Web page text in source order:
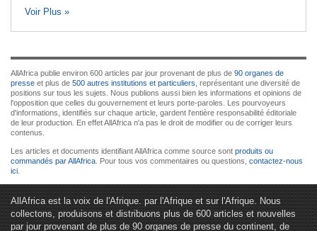
Voir Plus »
AllAfrica publie environ 600 articles par jour provenant de plus de 90 organes de
presse et plus de 500 autres institutions et particuliers , représentant une diversité de
positions sur tous les sujets. Nous publions aussi bien les informations et opinions de
l'opposition que celles du gouvernement et leurs porte-paroles. Les pourvoyeurs
d'informations, identifiés sur chaque article, gardent l'entière responsabilité éditoriale
de leur production. En effet AllAfrica n'a pas le droit de modifier ou de corriger leurs
contenus.
Les articles et documents identifiant AllAfrica comme source sont produits ou
commandés par AllAfrica . Pour tous vos commentaires ou questions, contactez-nous
ici
AllAfrica est la voix de l'Afrique. par l'Afrique et sur l'Afrique. Nous
collectons, produisons et distribuons plus de 600 articles et nouvelles
par jour provenant de plus de 90 organes de presse du continent, de